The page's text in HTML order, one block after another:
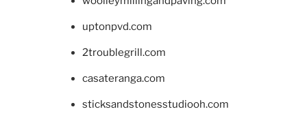
uptonpvd.com
2troublegrill.com
casateranga.com
sticksandstonesstudiooh.com